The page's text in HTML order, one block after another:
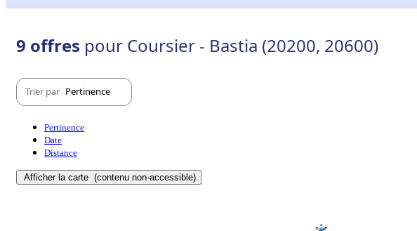
9 offres pour Coursier - Bastia (20200, 20600)
Trier par Pertinence
Pertinence
Date
Distance
Afficher la carte (contenu non-accessible)